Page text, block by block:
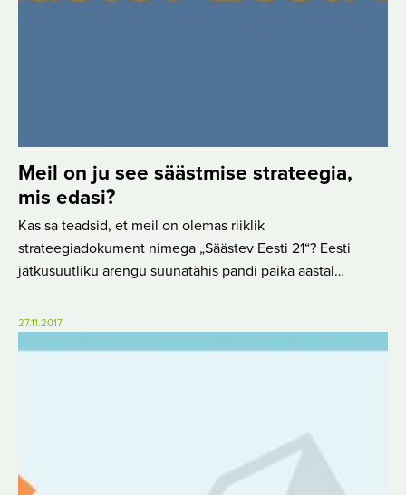
Meil on ju see säästmise strateegia,
mis edasi?
Kas sa teadsid, et meil on olemas riiklik
strateegiadokument nimega „Säästev Eesti 21“? Eesti
jätkusuutliku arengu suunatähis pandi paika aastal…
27.11.2017